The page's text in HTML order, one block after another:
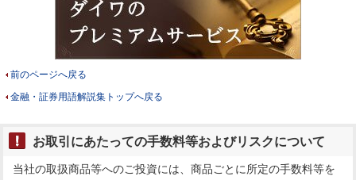
前のページへ戻る
金融・証券用語解説集トップへ戻る
お取引にあたっての手数料等およびリスクについて
当社の取扱商品等へのご投資には、商品ごとに所定の手数料等を